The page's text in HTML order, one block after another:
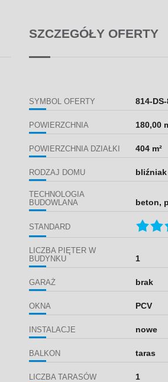
SZCZEGÓŁY OFERTY
SYMBOL OFERTY 814-
POWIERZCHNIA 180,00
POWIERZCHNIA DZIAŁKI 404 m²
RODZAJ DOMU bliźniak
TECHNOLOGIA
BUDOWLANA
beton,
STANDARD
LICZBA PIĘTER W
BUDYNKU
1
GARAŻ brak
OKNA PCV
INSTALACJE nowe
BALKON taras
LICZBA TARASÓW 1